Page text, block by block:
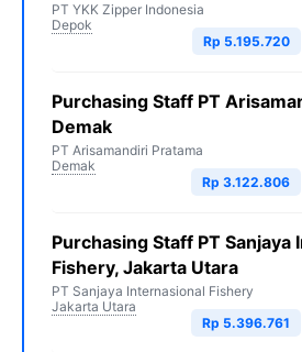
PT YKK Zipper Indonesia
Depok
Rp 5.195.720
Purchasing Staff PT
Demak
PT Arisamandiri Pratama
Demak
Rp 3.122.806
Purchasing Staff PT Sanjaya
Fishery, Jakarta Utara
PT Sanjaya Internasional Fishery
Jakarta Utara
Rp 5.396.761